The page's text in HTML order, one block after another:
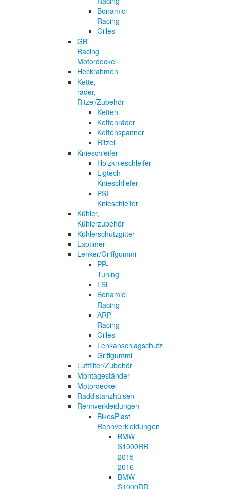
Bonamici
Racing
Gilles
GB
Racing
Motordeckel
Heckrahmen
Kette,-
räder,-
Ritzel/Zubehör
Ketten
Kettenräder
Kettenspanner
Ritzel
Knieschleifer
Holzknieschleifer
Ligtech
Knieschliefer
PSI
Knieschleifer
Kühler,
Kühlerzubehör
Kühlerschutzgitter
Laptimer
Lenker/Griffgummi
PP-
Tuning
LSL
Bonamici
Racing
ARP
Racing
Gilles
Lenkanschlagschutz
Griffgummi
Luftfilter/Zubehör
Montageständer
Motordeckel
Raddistanzhülsen
Rennverkleidungen
BikesPlast
Rennverkleidungen
BMW
S1000RR
2015-
2016
BMW
S1000RR